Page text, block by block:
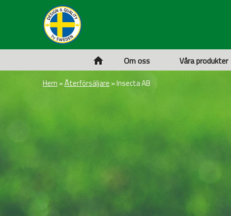
Om oss Våra produkter
Hem »Återförsäljare »Insecta AB